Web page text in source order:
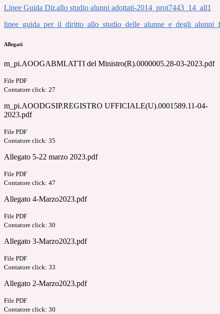
Linee Guida Dir.allo studio alunni adottati-2014_prot7443_14_all1
Allegati
m_pi.AOOGABMI.ATTI del Ministro(R).0000005.28-03-2023.pdf
File PDF
Contatore click: 27
m_pi.AOODGSIP.REGISTRO UFFICIALE(U).0001589.11-04-
2023.pdf
File PDF
Contatore click: 35
Allegato 5-22 marzo 2023.pdf
File PDF
Contatore click: 47
Allegato 4-Marzo2023.pdf
File PDF
Contatore click: 30
Allegato 3-Marzo2023.pdf
File PDF
Contatore click: 33
Allegato 2-Marzo2023.pdf
File PDF
Contatore click: 30